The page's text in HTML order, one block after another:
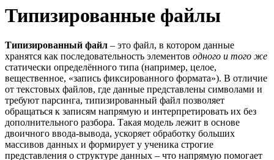
Типизированные файлы
Типизированный файл – это файл, в котором данные
хранятся как последовательность элементов одного и того же
статически определённого типа (например, целое,
вещественное, «запись фиксированного формата»). В отличие
от текстовых файлов, где данные представлены символами и
требуют парсинга, типизированный файл позволяет
обращаться к записям напрямую и интерпретировать их без
дополнительного разбора. Такая модель лежит в основе
двоичного ввода-вывода, ускоряет обработку больших
массивов данных и формирует у ученика строгие
представления о структуре данных – что напрямую помогает